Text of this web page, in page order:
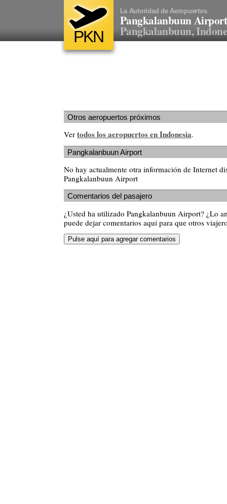
PKN
La Autoridad de Aeropuertos
Pangkalanbuun Airport
Pangkalanbuun,
Otros aeropuertos próximos
Ver todos los aeropuertos en Indonesia.
Pangkalanbuun Airport
No hay actualmente otra información de Internet
Pangkalanbuun Airport
Comentarios del pasajero
¿Usted ha utilizado Pangkalanbuun Airport? ¿Lo
puede dejar comentarios aquí para que otros